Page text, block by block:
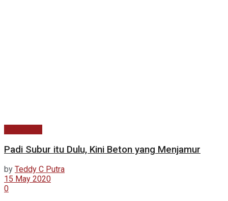
Padi Subur itu Dulu, Kini Beton yang Menjamur
by Teddy C Putra
15 May 2020
0